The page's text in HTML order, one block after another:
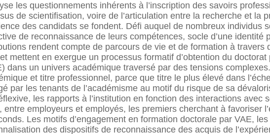
les questionnements inhérents à l’inscription des savoirs
de scientifisation, voire de l’articulation entre la recherche et la
des candidats se fondent. Défi auquel de nombreux individus
de reconnaissance de leurs compétences, socle d’une
rendent compte de parcours de vie et de formation à travers
mettent en exergue un processus formatif d’obtention du
dans un univers académique traversé par des tensions
et titre professionnel, parce que titre le plus élevé dans
par les tenants de l’académisme au motif du risque de sa
les rapports à l’institution en fonction des interactions avec
entre employeurs et employés, les premiers cherchant à favoriser
Les motifs d’engagement en formation doctorale par VAE,
des dispositifs de reconnaissance des acquis de